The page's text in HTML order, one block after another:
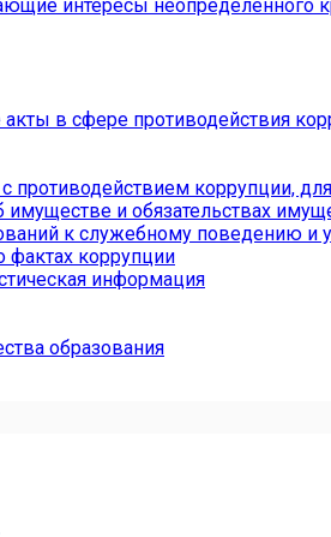
интересы неопределенного
в сфере противодействия
коррупции,
имуществе и обязательствах
к служебному поведению и
фактах коррупции
информация
образования